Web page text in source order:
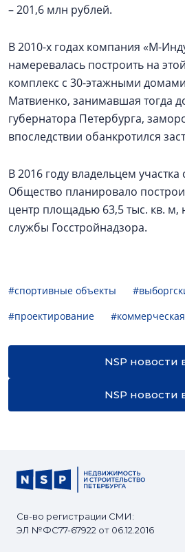
– 201,6 млн рублей.
В 2010-х годах компания «М-
намеревалась построить на
комплекс с 30-этажными
Матвиенко, занимавшая тогда
губернатора Петербурга,
впоследствии обанкротился
В 2016 году владельцем
Общество планировало
центр площадью 63,5 тыс. кв. м,
службы Госстройнадзора.
#спортивные объекты
#проектирование
NSP новости
NSP новости
Св-во регистрации СМИ:
ЭЛ №ФС77-67922 от 06.12.2016